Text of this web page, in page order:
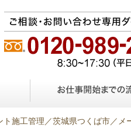
ト施工管理／茨城県つくば市／メ